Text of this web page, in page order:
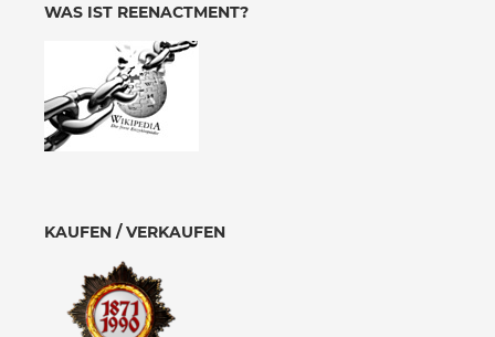
WAS IST REENACTMENT?
KAUFEN / VERKAUFEN